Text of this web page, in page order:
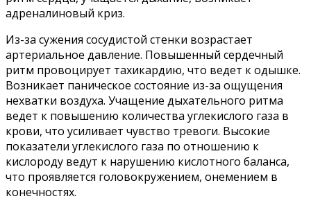
адреналиновый криз.
Из-за сужения сосудистой стенки возрастает
артериальное давление. Повышенный сердечный
ритм провоцирует тахикардию, что ведет к одышке.
Возникает паническое состояние из-за ощущения
нехватки воздуха. Учащение дыхательного ритма
ведет к повышению количества углекислого газа в
крови, что усиливает чувство тревоги. Высокие
показатели углекислого газа по отношению к
кислороду ведут к нарушению кислотного баланса,
что проявляется головокружением, онемением в
конечностях.